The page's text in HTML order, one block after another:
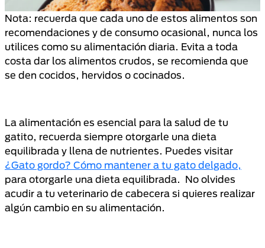
Nota: recuerda que cada uno de estos alimentos son
recomendaciones y de consumo ocasional, nunca los
utilices como su alimentación diaria. Evita a toda
costa dar los alimentos crudos, se recomienda que
se den cocidos, hervidos o cocinados.
La alimentación es esencial para la salud de tu
gatito, recuerda siempre otorgarle una dieta
equilibrada y llena de nutrientes. Puedes visitar
¿Gato gordo? Cómo mantener a tu gato delgado,
para otorgarle una dieta equilibrada. No olvides
acudir a tu veterinario de cabecera si quieres realizar
algún cambio en su alimentación.